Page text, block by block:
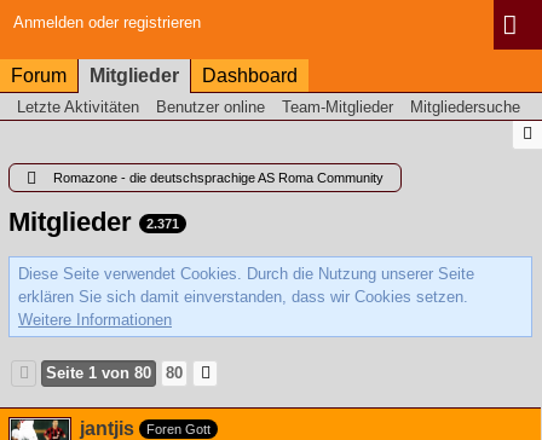
Anmelden oder registrieren
Forum Mitglieder Dashboard
Letzte Aktivitäten Benutzer online Team-Mitglieder Mitgliedersuche
Romazone - die deutschsprachige AS Roma Community
Mitglieder 2.371
Diese Seite verwendet Cookies. Durch die Nutzung unserer Seite
erklären Sie sich damit einverstanden, dass wir Cookies setzen.
Weitere Informationen
Seite 1 von 80 80
jantjis
Foren Gott